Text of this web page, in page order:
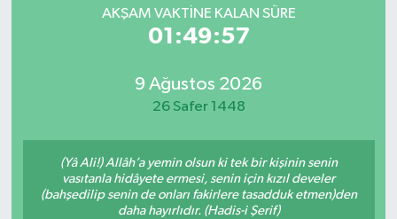
AKŞAM VAKTİNE KALAN SÜRE
01:49:56
9 Ağustos 2026
26 Safer 1448
(Yâ Ali!) Allâh’a yemin olsun ki tek bir kişinin senin
vasıtanla hidâyete ermesi, senin için kızıl develer
(bahşedilip senin de onları fakirlere tasadduk etmen)den
daha hayırlıdır. (Hadis-i Şerif)
BİLİM VE TEKNOLOJİ
SPOR
Tüm Manşetler